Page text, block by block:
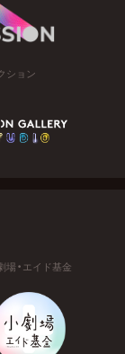
ション
場・エイド基金